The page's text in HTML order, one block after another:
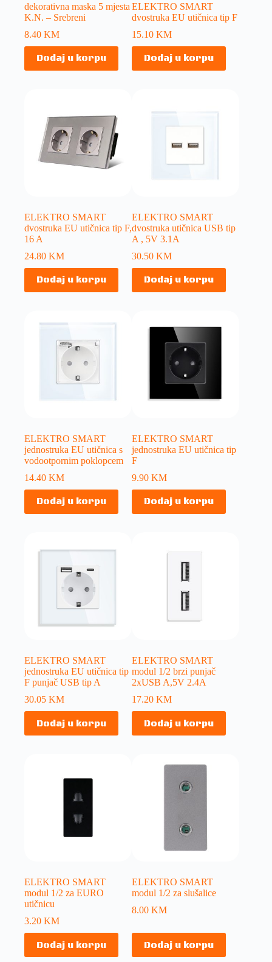
dekorativna maska 5 mjesta
K.N. – Srebreni
8.40 KM
Dodaj u korpu
ELEKTRO SMART
dvostruka EU utičnica tip F
15.10KM
Dodaj u korpu
ELEKTRO SMART
dvostruka EU utičnica tip F,
16 A
24.80 KM
Dodaj u korpu
ELEKTRO SMART
dvostruka utičnica USB tip
A , 5V 3.1A
30.50KM
Dodaj u korpu
ELEKTRO SMART
jednostruka EU utičnica s
vodootpornim poklopcem
14.40 KM
Dodaj u korpu
ELEKTRO SMART
jednostruka EU utičnica tip
F
9.90KM
Dodaj u korpu
ELEKTRO SMART
jednostruka EU utičnica tip
F punjač USB tip A
30.05 KM
Dodaj u korpu
ELEKTRO SMART
modul 1/2 brzi punjač
2xUSB A,5V 2.4A
17.20KM
Dodaj u korpu
ELEKTRO SMART
modul 1/2 za EURO
utičnicu
3.20 KM
Dodaj u korpu
ELEKTRO SMART
modul 1/2 za slušalice
8.00KM
Dodaj u korpu